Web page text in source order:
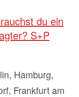
du ein
S+P
Hamburg,
Frankfurt am